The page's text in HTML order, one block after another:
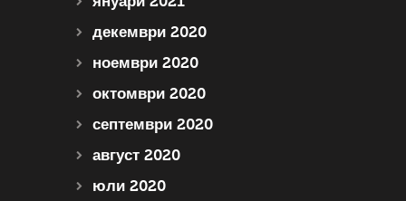
декември 2020
ноември 2020
октомври 2020
септември 2020
август 2020
юли 2020